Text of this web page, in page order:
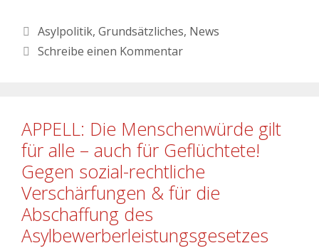
Asylpolitik, Grundsätzliches, News
Schreibe einen Kommentar
APPELL: Die Menschenwürde gilt
für alle – auch für Geflüchtete!
Gegen sozial-rechtliche
Verschärfungen & für die
Abschaffung des
Asylbewerberleistungsgesetzes